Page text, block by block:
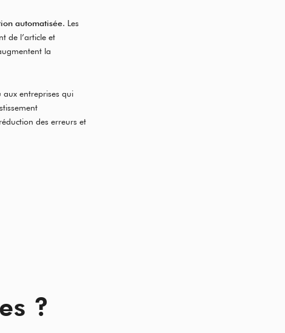
automatisée. Les
de l’article et
la
entreprises qui
des erreurs et
?